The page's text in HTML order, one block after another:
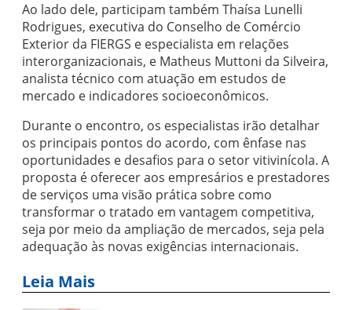
Ao lado dele, participam também Thaísa Lunelli
Rodrigues, executiva do Conselho de Comércio
Exterior da FIERGS e especialista em relações
interorganizacionais, e Matheus Muttoni da Silveira,
analista técnico com atuação em estudos de
mercado e indicadores socioeconômicos.
Durante o encontro, os especialistas irão detalhar
os principais pontos do acordo, com ênfase nas
oportunidades e desafios para o setor vitivinícola. A
proposta é oferecer aos empresários e prestadores
de serviços uma visão prática sobre como
transformar o tratado em vantagem competitiva,
seja por meio da ampliação de mercados, seja pela
adequação às novas exigências internacionais.
Leia Mais